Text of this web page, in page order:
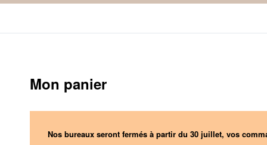
Mon panier
Nos bureaux seront fermés à partir du 30 juillet, vos